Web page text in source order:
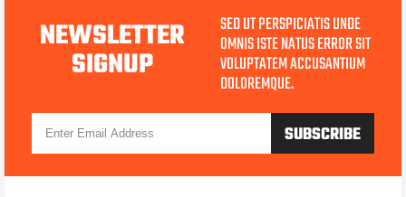
NEWSLETTER
SIGNUP
SED UT PERSPICIATIS UNDE
OMNIS ISTE NATUS ERROR SIT
VOLUPTATEM ACCUSANTIUM
DOLOREMQUE.